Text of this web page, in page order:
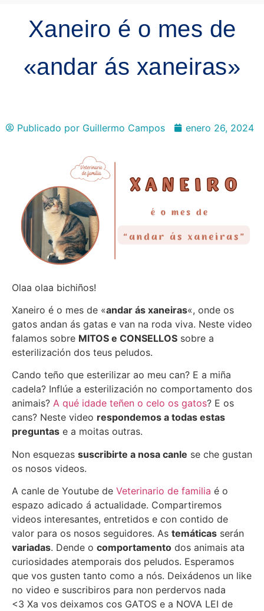
Xaneiro é o mes de
«andar ás xaneiras»
Publicado por Guillermo Campos enero 26, 2024
Olaa olaa bichiños!
Xaneiro é o mes de «andar ás xaneiras«, onde os
gatos andan ás gatas e van na roda viva. Neste video
falamos sobre MITOS e CONSELLOS sobre a
esterilización dos teus peludos.
Cando teño que esterilizar ao meu can? E a miña
cadela? Inflúe a esterilización no comportamento dos
animais? A qué idade teñen o celo os gatos? E os
cans? Neste video respondemos a todas estas
preguntas e a moitas outras.
Non esquezas suscribirte a nosa canle se che gustan
os nosos videos.
A canle de Youtube de Veterinario de familia é o
espazo adicado á actualidade. Compartiremos
videos interesantes, entretidos e con contido de
valor para os nosos seguidores. As temáticas serán
variadas. Dende o comportamento dos animais ata
curiosidades atemporais dos peludos. Esperamos
que vos gusten tanto como a nós. Deixádenos un like
no video e suscribiros para non perdervos nada
<3 Xa vos deixamos cos GATOS e a NOVA LEI de